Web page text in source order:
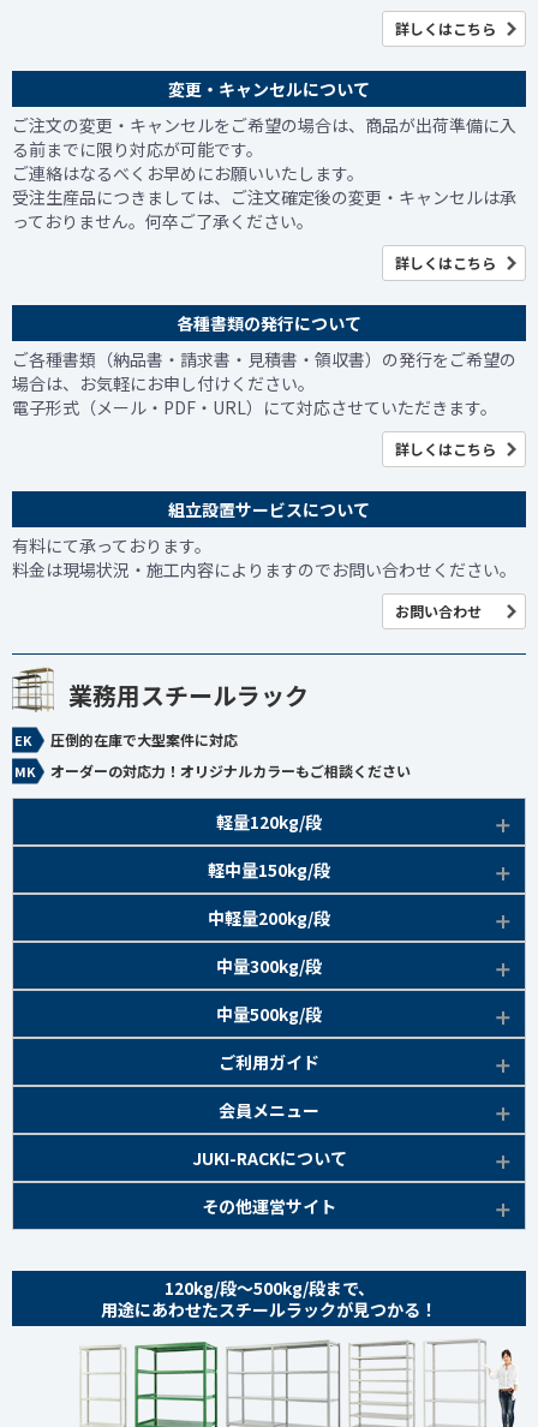
詳しくはこちら
変更・キャンセルについて
ご注文の変更・キャンセルをご希望の場合は、商品が出荷準備に入
る前までに限り対応が可能です。
ご連絡はなるべくお早めにお願いいたします。
受注生産品につきましては、ご注文確定後の変更・キャンセルは承
っておりません。何卒ご了承ください。
詳しくはこちら
各種書類の発行について
ご各種書類（納品書・請求書・見積書・領収書）の発行をご希望の
場合は、お気軽にお申し付けください。
電子形式（メール・PDF・URL）にて対応させていただきます。
詳しくはこちら
組立設置サービスについて
有料にて承っております。
料金は現場状況・施工内容によりますのでお問い合わせください。
お問い合わせ
業務用スチールラック
圧倒的在庫で大型案件に対応
オーダーの対応力！オリジナルカラーもご相談ください
軽量120kg/段
アイボリー、グレー
EK120kg/段アングルボルト 特長
EK120kg/段アングルセミボルト 特長
新セミボルト 特長
組み立て方
オプション部材
追加棚板セット
スチールパネル
スチールパネル 組み立て方
軽中量150kg/段
軽中量150kg/段 商品一覧
部材仕様図
金網 ※準備中
スチールパネル ※準備中
耐震用金具・その他
coming soon
中軽量200kg/段
EK200kg/段 商品一覧
部材仕様図
スチールパネル
耐震用金具・その他
ベースキャスター
中量300kg/段
アイボリー・グリーン
EK300kg/段 商品一覧
部材仕様図
金網
スチールパネル
耐震用金具・その他
中量500kg/段
アイボリー・グリーン
EK500kg/段 商品一覧
部材仕様図
オプション部材
追加棚板セット
スチールパネル
ご利用ガイド
検索システムの使い方
ご利用ガイド
各種書類発行
会員メニュー
お気に入り一覧
マイページ
JUKI-RACKについて
サイトマップ
お問い合わせ
プライバシーポリシー
特定商取引法に基づく表記
その他運営サイト
120kg/段～500kg/段まで、
用途にあわせたスチールラックが見つかる！